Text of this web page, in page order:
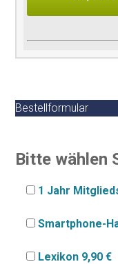
Bestellformular
Bitte wählen
1 Jahr
Smartphone-
Lexikon 9,90 €